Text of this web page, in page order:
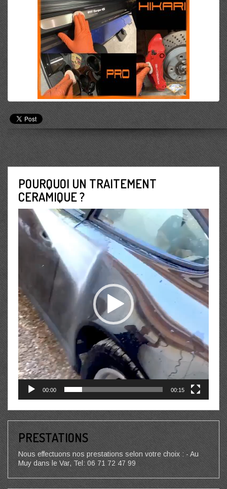
POURQUOI UN TRAITEMENT
CERAMIQUE ?
Lecteur
vidéo
00:00 00:15
PRESTATIONS
Nous effectuons nos prestations selon votre choix : - Au
Muy dans le Var, Tel: 06 71 72 47 99